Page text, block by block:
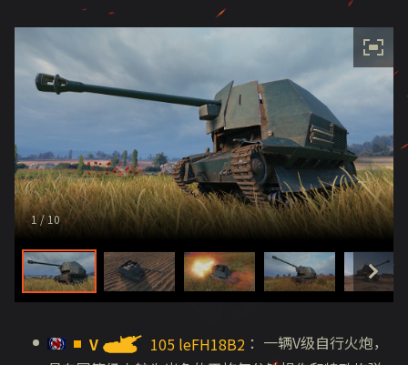
1/ 10
V 105 leFH18B2 ：一辆V级自行火炮，